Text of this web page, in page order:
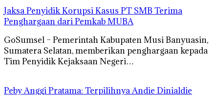
Jaksa Penyidik Korupsi Kasus PT SMB Terima
Penghargaan dari Pemkab MUBA
GoSumsel – Pemerintah Kabupaten Musi Banyuasin,
Sumatera Selatan, memberikan penghargaan kepada
Tim Penyidik Kejaksaan Negeri…
Peby Anggi Pratama: Terpilihnya Andie Dinialdie